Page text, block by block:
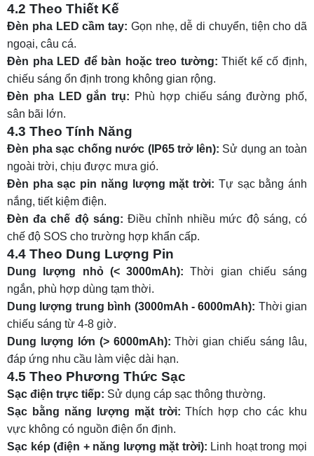
4.2 Theo Thiết Kế
Đèn pha LED cầm tay: Gọn nhẹ, dễ di chuyển, tiện cho dã
ngoại, câu cá.
Đèn pha LED để bàn hoặc treo tường: Thiết kế cố định,
chiếu sáng ổn định trong không gian rộng.
Đèn pha LED gắn trụ: Phù hợp chiếu sáng đường phố,
sân bãi lớn.
4.3 Theo Tính Năng
Đèn pha sạc chống nước (IP65 trở lên): Sử dụng an toàn
ngoài trời, chịu được mưa gió.
Đèn pha sạc pin năng lượng mặt trời: Tự sạc bằng ánh
nắng, tiết kiệm điện.
Đèn đa chế độ sáng: Điều chỉnh nhiều mức độ sáng, có
chế độ SOS cho trường hợp khẩn cấp.
4.4 Theo Dung Lượng Pin
Dung lượng nhỏ (< 3000mAh): Thời gian chiếu sáng
ngắn, phù hợp dùng tạm thời.
Dung lượng trung bình (3000mAh - 6000mAh): Thời gian
chiếu sáng từ 4-8 giờ.
Dung lượng lớn (> 6000mAh): Thời gian chiếu sáng lâu,
đáp ứng nhu cầu làm việc dài hạn.
4.5 Theo Phương Thức Sạc
Sạc điện trực tiếp: Sử dụng cáp sạc thông thường.
Sạc bằng năng lượng mặt trời: Thích hợp cho các khu
vực không có nguồn điện ổn định.
Sạc kép (điện + năng lượng mặt trời): Linh hoạt trong mọi